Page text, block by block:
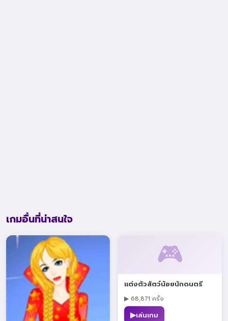
เกมอื่นที่น่าสนใจ
🎮
แต่งตัวสัตว์น้อยนักดนตรี
▶ 68,871 ครั้ง
▶เล่นเกม